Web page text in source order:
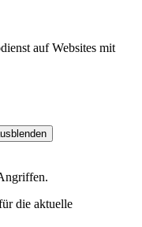
auf Websites mit
die aktuelle